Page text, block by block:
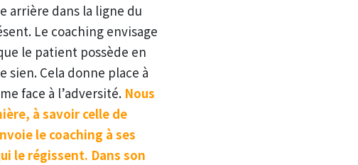
arrière dans la ligne du
Le coaching envisage
le patient possède en
Cela donne place à
face à l’adversité. Nous
à savoir celle de
le coaching à ses
le régissent. Dans son